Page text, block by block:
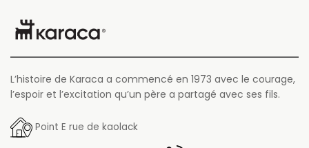
L’histoire de Karaca a commencé en 1973 avec le courage,
l’espoir et l’excitation qu’un père a partagé avec ses fils.
Point E rue de kaolack